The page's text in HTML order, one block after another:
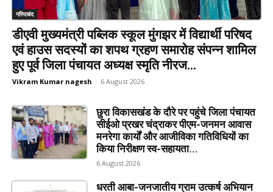
गरियाबंद
डीएवी मुख्यमंत्री पब्लिक स्कूल मुंगझर में विद्यार्थी परिषद
एवं हाउस सदस्यों का शपथ ग्रहण समारोह संपन्न शामिल
हुए पूर्व जिला पंचायत अध्यक्ष स्मृति नीरज...
Vikram Kumar nagesh - 6 August 2026
छुरा विकासखंड के दौरे पर पहुंचे जिला पंचायत
सीईओ प्रखर चंद्राकर पीएम-जनमन आवास
मनरेगा कार्यों और आजीविका गतिविधियों का
किया निरीक्षण स्व-सहायता...
6 August 2026
धरती आबा-जनजातीय ग्राम उत्कर्ष अभियान